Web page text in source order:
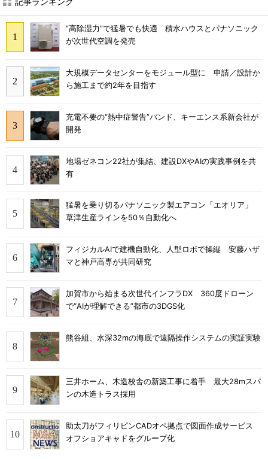
“高除湿力”で猛暑でも快適 積水ハウスとパナソニック
が次世代空調を発売
大規模データセンターをモジュール型に 申請／設計か
ら施工まで約2年を目指す
充電不要の“熱中症警告”バンド、キーエンス系新会社が
開発
地場ゼネコン22社が集結、建設DXやAIの実践事例を共
有
猛暑を乗り切るパナソニック製エアコン「エオリア」
草津生産ラインを50％自動化へ
フィジカルAIで建機自動化、人型ロボで操縦 安藤ハザ
マと神戸高専が共同研究
加賀市から始まる次世代インフラDX 360度ドローン
で“AIが理解できる”都市の3DGS化
熊谷組、水深32mの海底で遠隔操作システムの実証実験
三井ホーム、木造校舎の新築工事に着手 最大28mスパ
ンの木造トラス採用
助太刀がフィリピンCADオペ拠点で図面作成サービス
オフショアキャドをグループ化